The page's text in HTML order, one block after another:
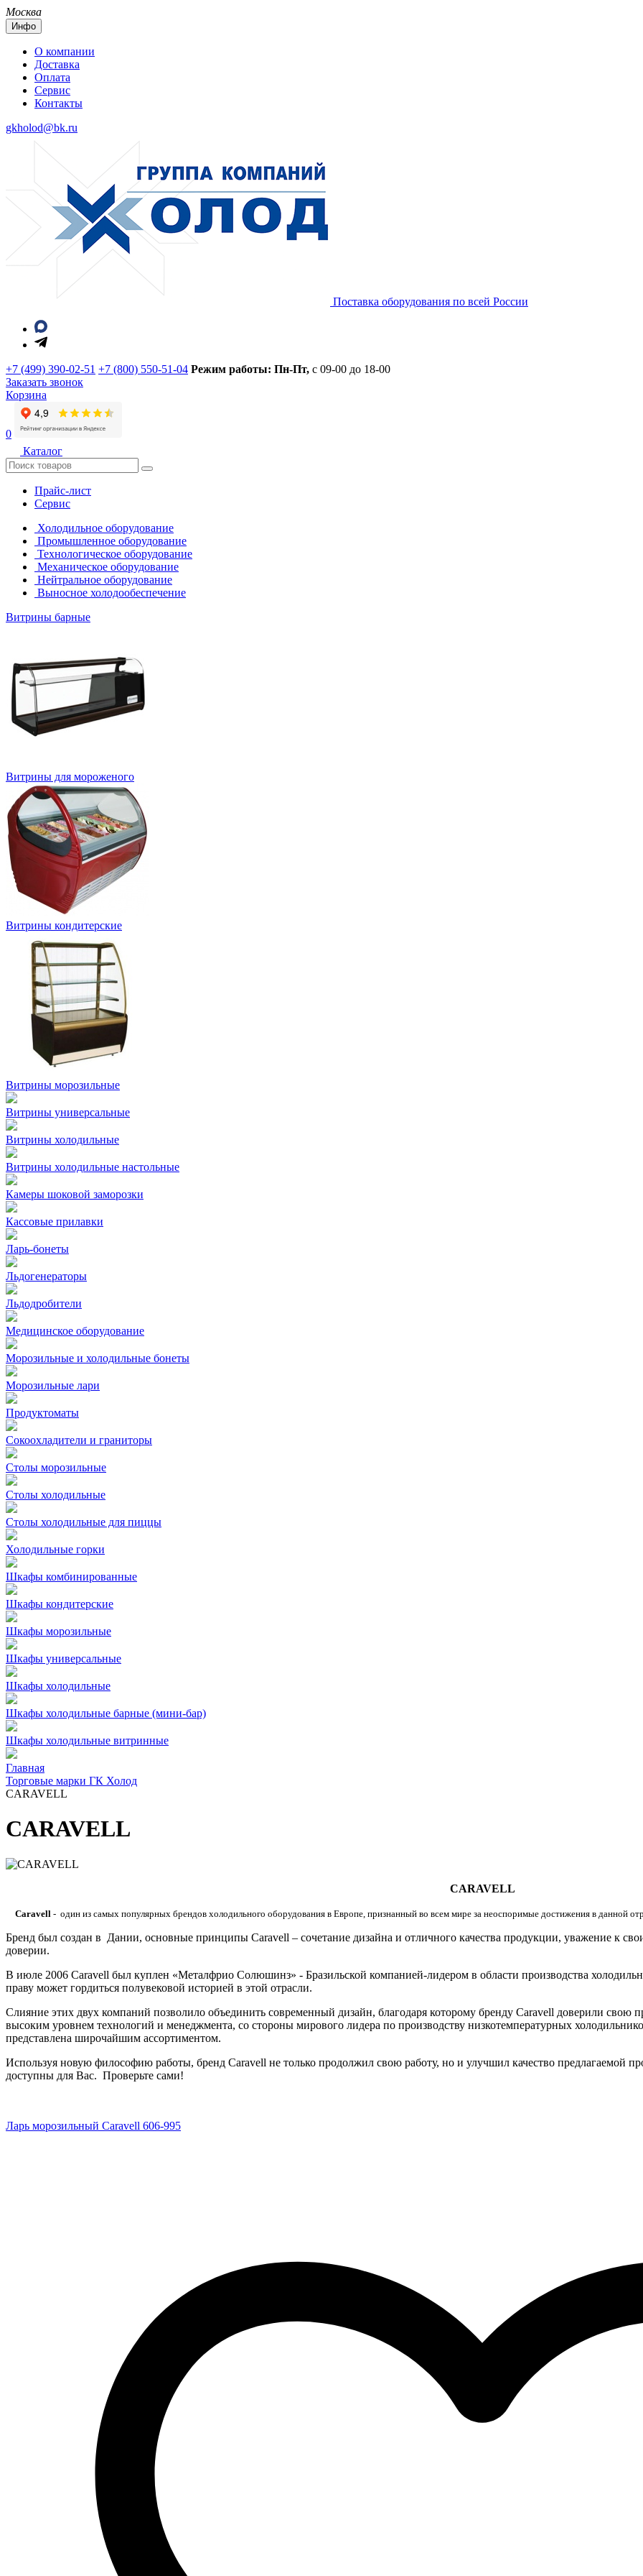
Москва
Инфо
О компании
Доставка
Оплата
Сервис
Контакты
gkholod@bk.ru
Поставка оборудования по всей России
+7 (499) 390-02-51 +7 (800) 550-51-04 Режим работы: Пн-Пт, с 09-00 до 18-00
Заказать звонок
Корзина
0
Каталог
Прайс-лист
Сервис
Холодильное оборудование
Промышленное оборудование
Технологическое оборудование
Механическое оборудование
Нейтральное оборудование
Выносное холодообеспечение
Витрины барные
Витрины для мороженого
Витрины кондитерские
Витрины морозильные
Витрины универсальные
Витрины холодильные
Витрины холодильные настольные
Камеры шоковой заморозки
Кассовые прилавки
Ларь-бонеты
Льдогенераторы
Льдодробители
Медицинское оборудование
Морозильные и холодильные бонеты
Морозильные лари
Продуктоматы
Сокоохладители и граниторы
Столы морозильные
Столы холодильные
Столы холодильные для пиццы
Холодильные горки
Шкафы комбинированные
Шкафы кондитерские
Шкафы морозильные
Шкафы универсальные
Шкафы холодильные
Шкафы холодильные барные (мини-бар)
Шкафы холодильные витринные
Главная
Торговые марки ГК Холод
CARAVELL
CARAVELL
CARAVELL
Caravell - один из самых популярных брендов холодильного оборудования в Европе, признанный во всем мире за неоспоримые достижения в данной
Бренд был создан в Дании, основные принципы Caravell – сочетание дизайна и отличного качества продукции, уважение к
доверии.
В июле 2006 Caravell был куплен «Металфрио Солюшинз» - Бразильской компанией-лидером в области производства
праву может гордиться полувековой историей в этой отрасли.
Слияние этих двух компаний позволило объединить современный дизайн, благодаря которому бренду Caravell доверили
высоким уровнем технологий и менеджмента, со стороны мирового лидера по производству низкотемпературных
представлена широчайшим ассортиментом.
Используя новую философию работы, бренд Caravell не только продолжил свою работу, но и улучшил качество предлагаемой
доступны для Вас. Проверьте сами!
Ларь морозильный Caravell 606-995